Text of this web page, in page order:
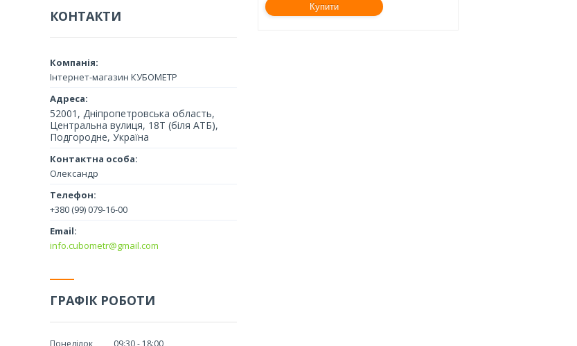
Купити
КОНТАКТИ
Інтернет-магазин КУБОМЕТР
52001, Дніпропетровська область,
Центральна вулиця, 18Т (біля АТБ),
Подгородне, Україна
Олександр
+380 (99) 079-16-00
info.cubometr@gmail.com
ГРАФІК РОБОТИ
Понеділок 09:30 18:00